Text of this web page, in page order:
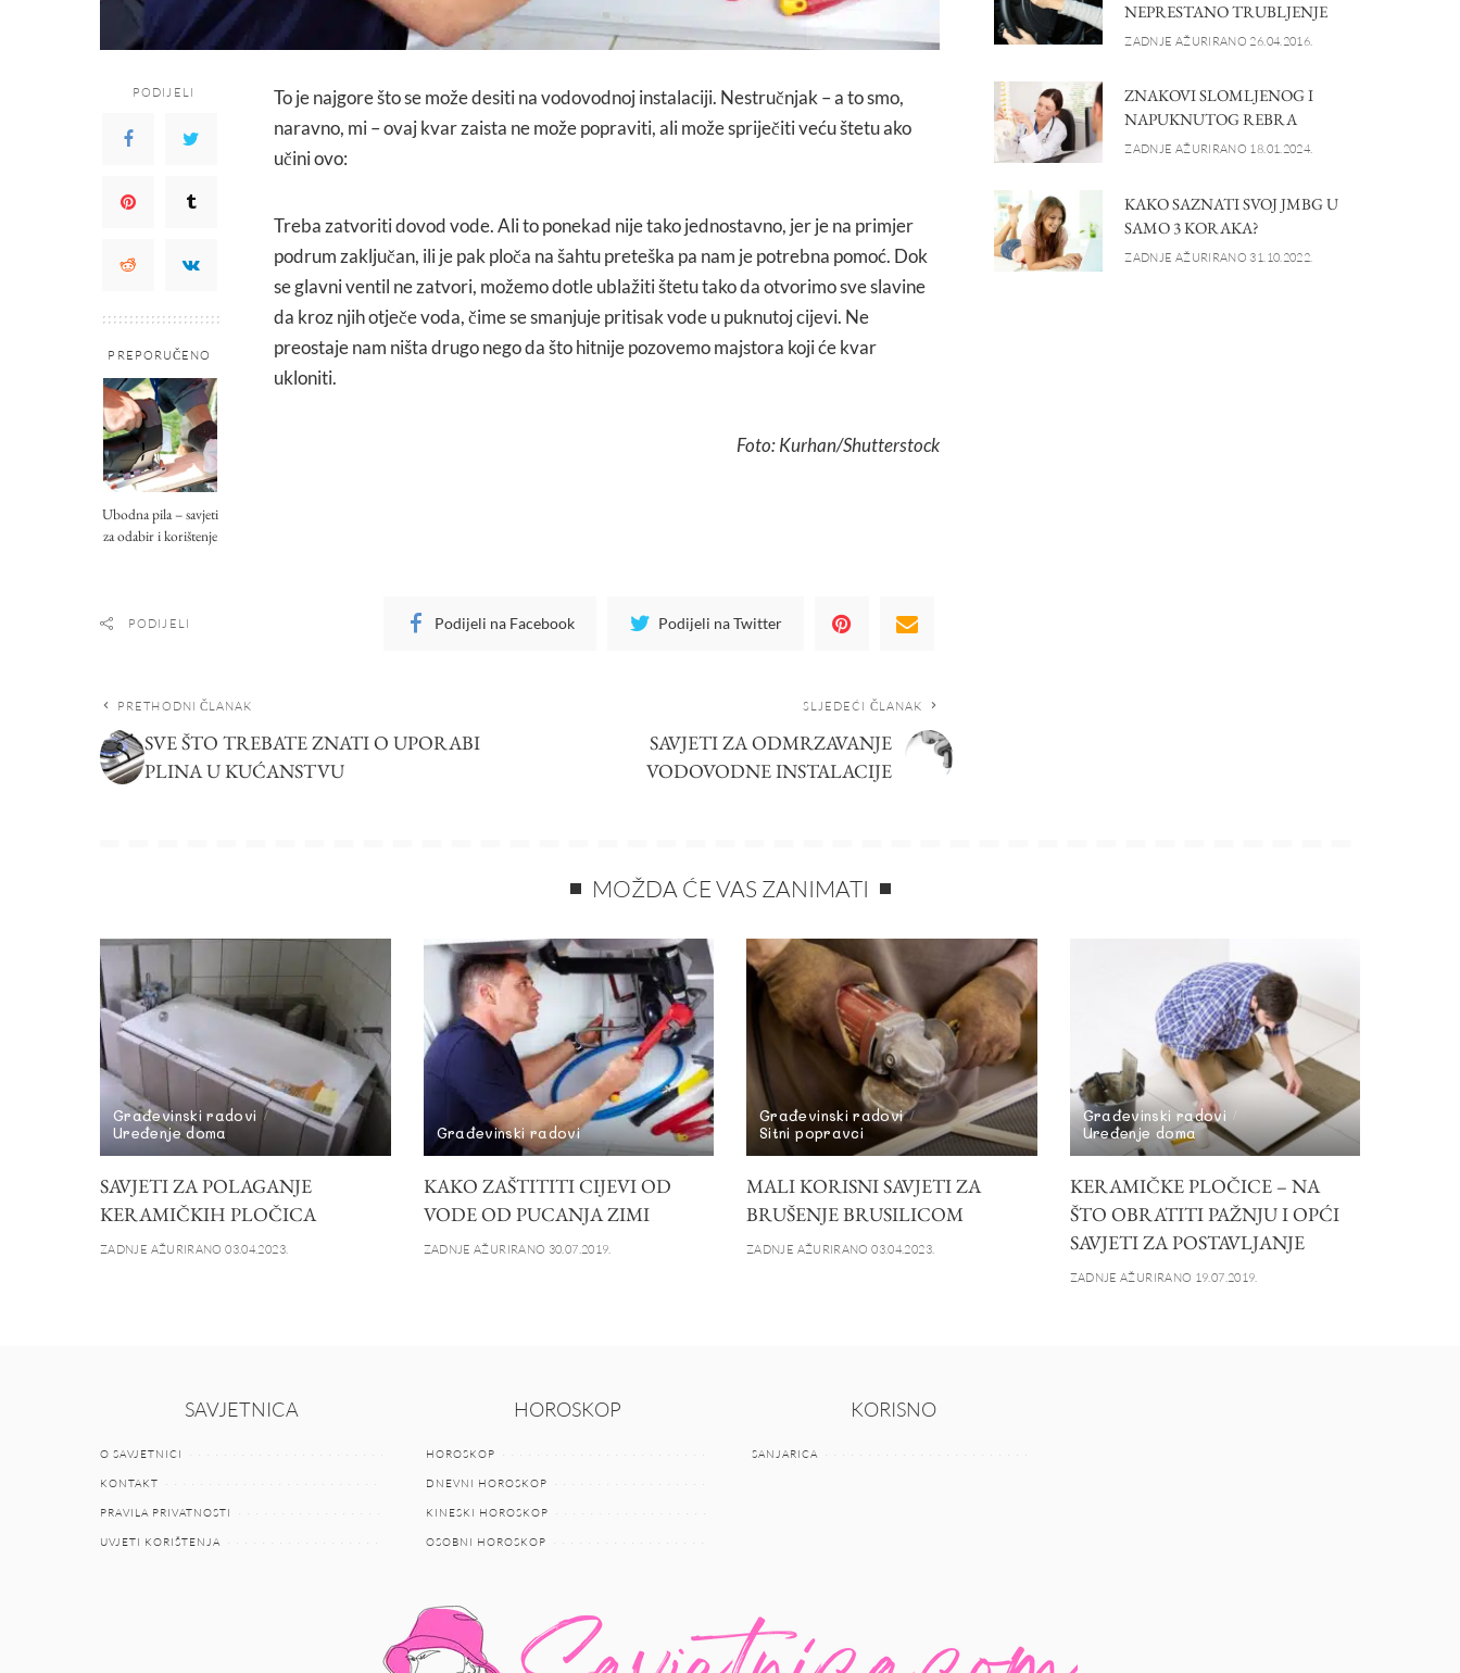
PODIJELI
PREPORUČENO
Ubodna pila – savjeti
za odabir i korištenje
To je najgore što se može desiti na vodovodnoj instalaciji. Nestručnjak – a to smo,
naravno, mi – ovaj kvar zaista ne može popraviti, ali može spriječiti veću štetu ako
učini ovo:
Treba zatvoriti dovod vode. Ali to ponekad nije tako jednostavno, jer je na primjer
podrum zaključan, ili je pak ploča na šahtu preteška pa nam je potrebna pomoć. Dok
se glavni ventil ne zatvori, možemo dotle ublažiti štetu tako da otvorimo sve slavine
da kroz njih otječe voda, čime se smanjuje pritisak vode u puknutoj cijevi. Ne
preostaje nam ništa drugo nego da što hitnije pozovemo majstora koji će kvar
ukloniti.
Foto: Kurhan/Shutterstock
PODIJELI Podijeli na Facebook Podijeli na Twitter
PRETHODNI ČLANAK
SVE ŠTO TREBATE ZNATI O UPORABI
PLINA U KUĆANSTVU
SLJEDEĆI ČLANAK
SAVJETI ZA ODMRZAVANJE
VODOVODNE INSTALACIJE
NEPRESTANO TRUBLJENJE
ZADNJE AŽURIRANO 26.04.2016.
ZNAKOVI SLOMLJENOG I
NAPUKNUTOG REBRA
ZADNJE AŽURIRANO 18.01.2024.
KAKO SAZNATI SVOJ JMBG U
SAMO 3 KORAKA?
ZADNJE AŽURIRANO 31.10.2022.
MOŽDA ĆE VAS ZANIMATI
Građevinski radovi
Uređenje doma
SAVJETI ZA POLAGANJE
KERAMIČKIH PLOČICA
ZADNJE AŽURIRANO 03.04.2023.
Građevinski radovi
KAKO ZAŠTITITI CIJEVI OD
VODE OD PUCANJA ZIMI
ZADNJE AŽURIRANO 30.07.2019.
Građevinski radovi
Sitni popravci
MALI KORISNI SAVJETI ZA
BRUŠENJE BRUSILICOM
ZADNJE AŽURIRANO 03.04.2023.
Građevinski radovi
Uređenje doma
KERAMIČKE PLOČICE – NA
ŠTO OBRATITI PAŽNJU I OPĆI
SAVJETI ZA POSTAVLJANJE
ZADNJE AŽURIRANO 19.07.2019.
SAVJETNICA
O SAVJETNICI
KONTAKT
PRAVILA PRIVATNOSTI
UVJETI KORIŠTENJA
HOROSKOP
HOROSKOP
DNEVNI HOROSKOP
KINESKI HOROSKOP
OSOBNI HOROSKOP
KORISNO
SANJARICA